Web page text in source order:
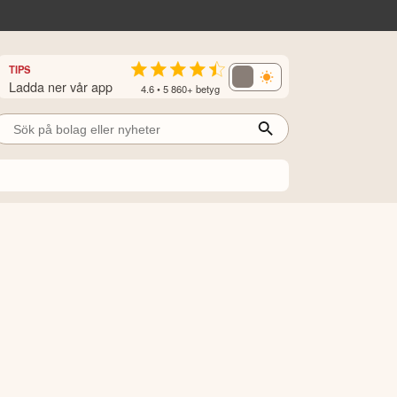
TIPS
Ladda ner vår app 4.6 • 5 860+ betyg